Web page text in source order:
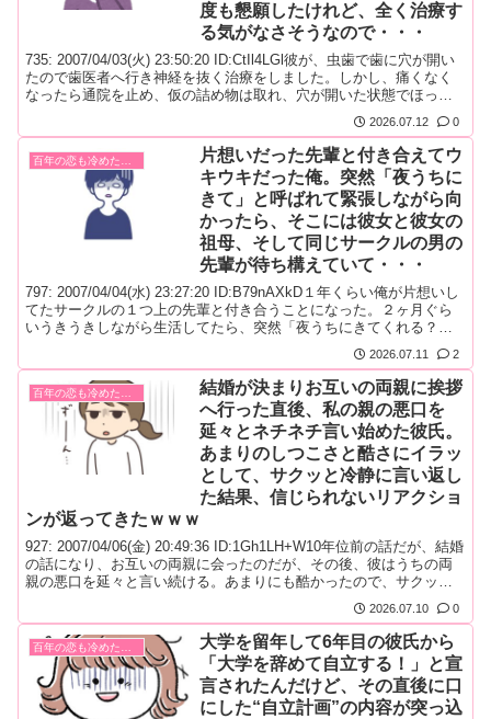
度も懇願したけれど、全く治療す
る気がなさそうなので・・・
735: 2007/04/03(火) 23:50:20 ID:CtIl4LGl彼が、虫歯で歯に穴が開い
たので歯医者へ行き神経を抜く治療をしました。しかし、痛くなく
なったら通院を止め、仮の詰め物は取れ、穴が開いた状態でほった
に、何度も頼んだにもかかわらず全く治療をする気がないようなの
で、別れました。虫歯はキスでうつるし、...
2026.07.12 0
片想いだった先輩と付き合えてウ
キウキだった俺。突然「夜うちに
きて」と呼ばれて緊張しながら向
かったら、そこには彼女と彼女の
祖母、そして同じサークルの男の
先輩が待ち構えていて・・・
797: 2007/04/04(水) 23:27:20 ID:B79nAXkD１年くらい俺が片想いし
てたサークルの１つ上の先輩と付き合うことになった。２ヶ月ぐら
いうきうきしながら生活してたら、突然「夜うちにきてくれる？」
サークルの先輩のＡさん(男)がいた。なんだこのメンバー…？と思っ
たら、彼女はずっとＡ先輩と付き合って...
2026.07.11 2
結婚が決まりお互いの両親に挨拶
へ行った直後、私の親の悪口を
延々とネチネチ言い始めた彼氏。
あまりのしつこさと酷さにイラッ
として、サクッと冷静に言い返し
た結果、信じられないリアクショ
ンが返ってきたｗｗｗ
927: 2007/04/06(金) 20:49:36 ID:1Gh1LH+W10年位前の話だが、結婚
の話になり、お互いの両親に会ったのだが、その後、彼はうちの両
親の悪口を延々と言い続ける。あまりにも酷かったので、サクッと
った事より、貴方の言った事のが、数段酷いけど‥。あまりのマザ
コンぶりに一気に醒めました。当然別れま...
2026.07.10 0
大学を留年して6年目の彼氏から
「大学を辞めて自立する！」と宣
言されたんだけど、その直後に口
にした“自立計画”の内容が突っ込